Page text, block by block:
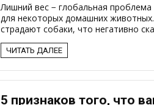
Лишний вес − глобальная
для некоторых домашних
страдают собаки, что негативно
ЧИТАТЬ ДАЛЕЕ
5 признаков того, что